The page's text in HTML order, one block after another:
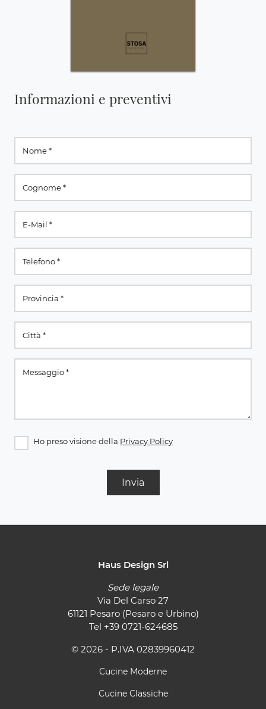
Informazioni e preventivi
Ho preso visione della Privacy Policy
Invia
Haus Design Srl
Sede legale
Via Del Carso 27
61121 Pesaro (Pesaro e Urbino)
Tel +39 0721-624685
© 2026 - P.IVA 02839960412
Cucine Moderne
Cucine Classiche